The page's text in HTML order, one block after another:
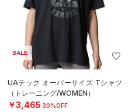
SALE
UAテック オーバーサイズ Tシャツ
（トレーニング/WOMEN）
￥3,465 30%OFF